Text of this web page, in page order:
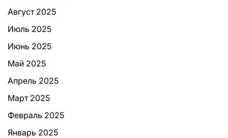
Август 2025
Июль 2025
Июнь 2025
Май 2025
Апрель 2025
Март 2025
Февраль 2025
Январь 2025